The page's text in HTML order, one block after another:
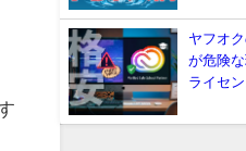
ヤフオ
が危険
ライセ